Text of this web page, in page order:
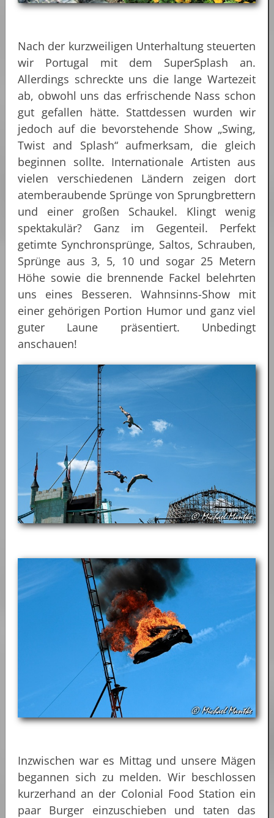
Nach der kurzweiligen Unterhaltung steuerten
wir Portugal mit dem SuperSplash an.
Allerdings schreckte uns die lange Wartezeit
ab, obwohl uns das erfrischende Nass schon
gut gefallen hätte. Stattdessen wurden wir
jedoch auf die bevorstehende Show „Swing,
Twist and Splash“ aufmerksam, die gleich
beginnen sollte. Internationale Artisten aus
vielen verschiedenen Ländern zeigen dort
atemberaubende Sprünge von Sprungbrettern
und einer großen Schaukel. Klingt wenig
spektakulär? Ganz im Gegenteil. Perfekt
getimte Synchronsprünge, Saltos, Schrauben,
Sprünge aus 3, 5, 10 und sogar 25 Metern
Höhe sowie die brennende Fackel belehrten
uns eines Besseren. Wahnsinns-Show mit
einer gehörigen Portion Humor und ganz viel
guter Laune präsentiert. Unbedingt
anschauen!
Inzwischen war es Mittag und unsere Mägen
begannen sich zu melden. Wir beschlossen
kurzerhand an der Colonial Food Station ein
paar Burger einzuschieben und taten das